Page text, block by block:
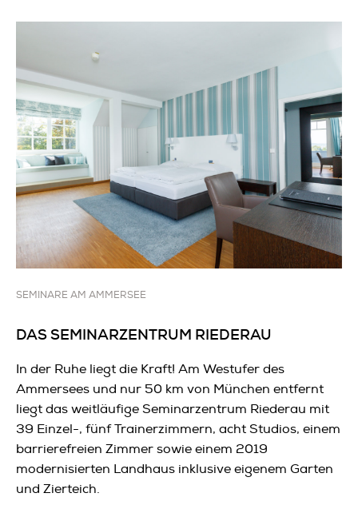
SEMINARE AM AMMERSEE
DAS SEMINARZENTRUM RIEDERAU
In der Ruhe liegt die Kraft! Am Westufer des
Ammersees und nur 50 km von München entfernt
liegt das weitläufige Seminarzentrum Riederau mit
39 Einzel-, fünf Trainerzimmern, acht Studios, einem
barrierefreien Zimmer sowie einem 2019
modernisierten Landhaus inklusive eigenem Garten
und Zierteich.